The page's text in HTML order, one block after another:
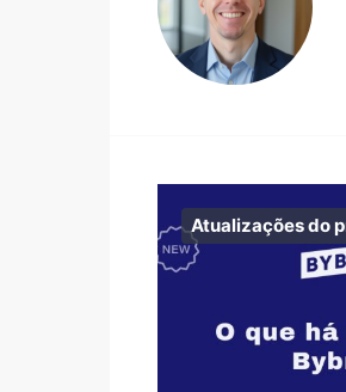
Atualizações do